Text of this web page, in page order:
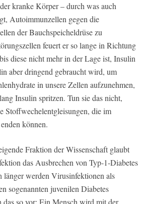
kranke Körper – durch was auch
Autoimmunzellen gegen die
der Bauchspeicheldrüse zu
feuert er so lange in Richtung
diese nicht mehr in der Lage ist, Insulin
aber dringend gebraucht wird, um
in unsere Zellen aufzunehmen,
Insulin spritzen. Tun sie das nicht,
Stoffwechelentgleisungen, die im
können.
Fraktion der Wissenschaft glaubt
das Ausbrechen von Typ-1-Diabetes
länger werden Virusinfektionen als
sogenannten juvenilen Diabetes